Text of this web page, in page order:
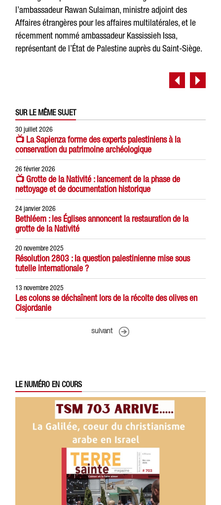
l’ambassadeur Rawan Sulaiman, ministre adjoint des
Affaires étrangères pour les affaires multilatérales, et le
récemment nommé ambassadeur Kassissieh Issa,
représentant de l’État de Palestine auprès du Saint-Siège.
SUR LE MÊME SUJET
30 juillet 2026
📺 La Sapienza forme des experts palestiniens à la
conservation du patrimoine archéologique
26 février 2026
📺 Grotte de la Nativité : lancement de la phase de
nettoyage et de documentation historique
24 janvier 2026
Bethléem : les Églises annoncent la restauration de la
grotte de la Nativité
20 novembre 2025
Résolution 2803 : la question palestinienne mise sous
tutelle internationale ?
13 novembre 2025
Les colons se déchaînent lors de la récolte des olives en
Cisjordanie
suivant
LE NUMÉRO EN COURS